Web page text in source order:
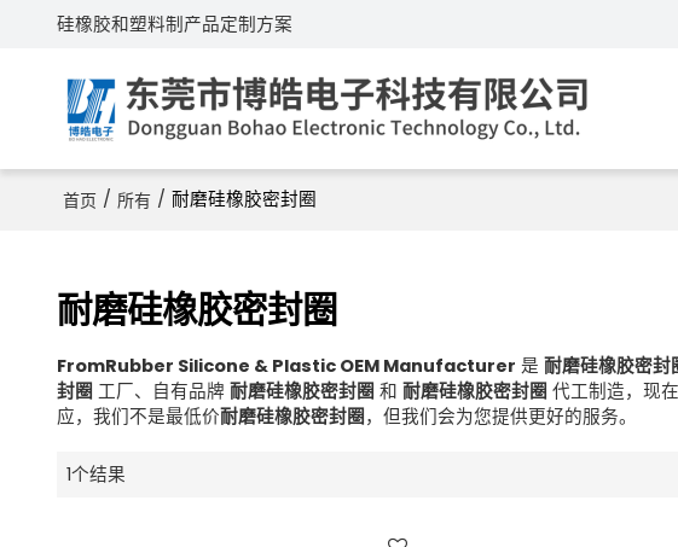
硅橡胶和塑料制产品定制方案
首页 / 所有 / 耐磨硅橡胶密封圈
耐磨硅橡胶密封圈
FromRubber Silicone & Plastic OEM Manufacturer 是 耐磨硅橡胶密封
封圈 工厂、自有品牌 耐磨硅橡胶密封圈 和 耐磨硅橡胶密封圈 代工制造，现
应，我们不是最低价耐磨硅橡胶密封圈，但我们会为您提供更好的服务。
1个结果